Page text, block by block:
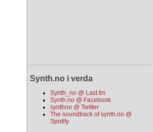
Synth.no i verda
Synth_no @ Last.fm
Synth.no @ Facebook
synthno @ Twitter
The soundtrack of synth.no @
Spotify